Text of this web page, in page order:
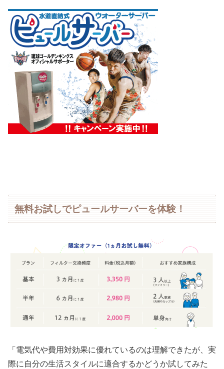
無料お試しでピュールサーバーを体験！
「電気代や費用対効果に優れているのは理解できたが、実
際に自分の生活スタイルに適合するかどうか試してみた